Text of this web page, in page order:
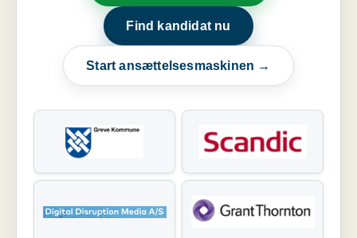
Find kandidat nu
Start ansættelsesmaskinen →